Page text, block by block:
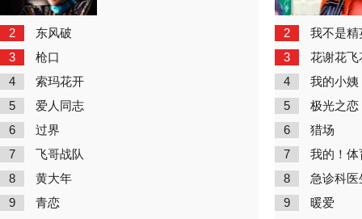
2 东风破
3 枪口
4 索玛花开
5 爱人同志
6 过界
7 飞哥战队
8 黄大年
9 青恋
2 我不是精
3 花谢花飞
4 我的小姨
5 极光之恋
6 猎场
7 我的！体
8 急诊科医
9 暖爱